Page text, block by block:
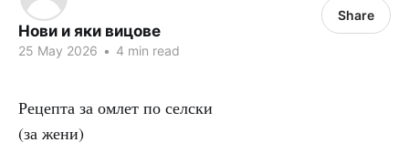
Нови и яки вицове
25 May 2026 • 4 min read
Share
Рецепта за омлет по селски
(за жени)